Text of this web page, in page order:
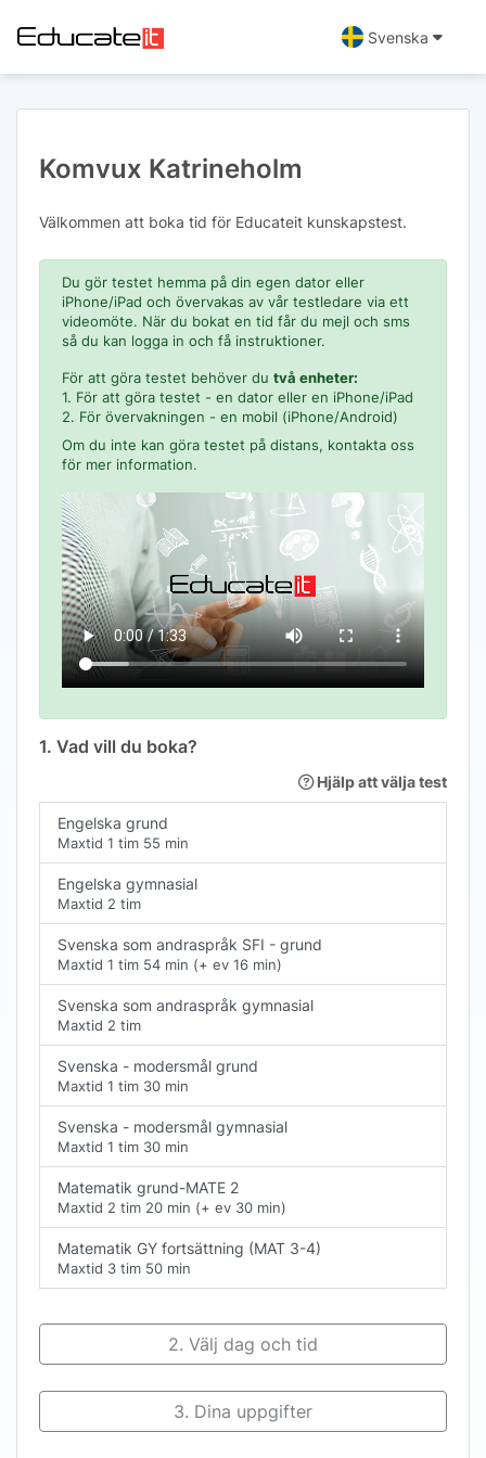
Svenska
Komvux Katrineholm
Välkommen att boka tid för Educateit kunskapstest.
Du gör testet hemma på din egen dator eller
iPhone/iPad och övervakas av vår testledare via ett
videomöte. När du bokat en tid får du mejl och sms
så du kan logga in och få instruktioner.
För att göra testet behöver du två enheter:
1. För att göra testet - en dator eller en iPhone/iPad
2. För övervakningen - en mobil (iPhone/Android)
Om du inte kan göra testet på distans, kontakta oss
för mer information.
1. Vad vill du boka?
Hjälp att välja test
Engelska grund
Maxtid 1 tim 55 min
Engelska gymnasial
Maxtid 2 tim
Svenska som andraspråk SFI - grund
Maxtid 1 tim 54 min (+ ev 16 min)
Svenska som andraspråk gymnasial
Maxtid 2 tim
Svenska - modersmål grund
Maxtid 1 tim 30 min
Svenska - modersmål gymnasial
Maxtid 1 tim 30 min
Matematik grund-MATE 2
Maxtid 2 tim 20 min (+ ev 30 min)
Matematik GY fortsättning (MAT 3-4)
Maxtid 3 tim 50 min
2. Välj dag och tid
3. Dina uppgifter